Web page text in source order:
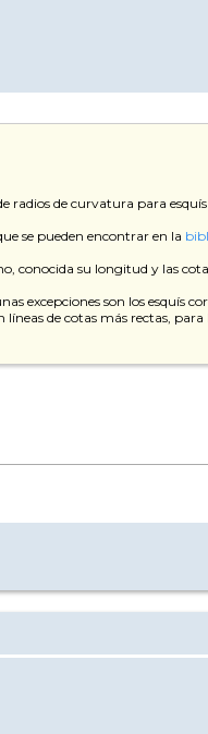
radios de curvatura para
se pueden encontrar en la
conocida su longitud y las
excepciones son los esquís
líneas de cotas más rectas,